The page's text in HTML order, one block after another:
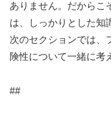
ありません。だからこ
は、しっかりとした知
次のセクションでは、
険性について一緒に考
##